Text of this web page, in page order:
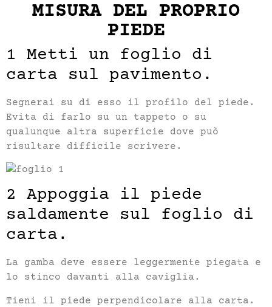
MISURA DEL PROPRIO
PIEDE
1 Metti un foglio di
carta sul pavimento.
Segnerai su di esso il profilo del piede.
Evita di farlo su un tappeto o su
qualunque altra superficie dove può
risultare difficile scrivere.
2 Appoggia il piede
saldamente sul foglio di
carta.
La gamba deve essere leggermente piegata e
lo stinco davanti alla caviglia.
Tieni il piede perpendicolare alla carta.